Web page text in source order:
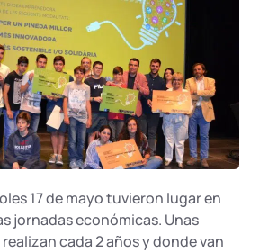
17 de mayo tuvieron lugar en
jornadas económicas. Unas
cada 2 años y donde van